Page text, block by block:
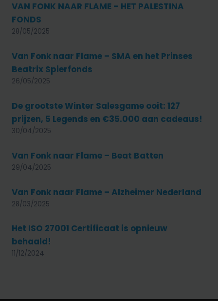
VAN FONK NAAR FLAME – HET PALESTINA
FONDS
28/05/2025
Van Fonk naar Flame – SMA en het Prinses
Beatrix Spierfonds
26/05/2025
De grootste Winter Salesgame ooit: 127
prijzen, 5 Legends en €35.000 aan cadeaus!
30/04/2025
Van Fonk naar Flame – Beat Batten
29/04/2025
Van Fonk naar Flame – Alzheimer Nederland
28/03/2025
Het ISO 27001 Certificaat is opnieuw
behaald!
11/12/2024